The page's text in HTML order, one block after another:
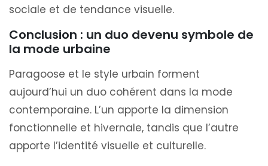
sociale et de tendance visuelle.
Conclusion : un duo devenu symbole de
la mode urbaine
Paragoose et le style urbain forment
aujourd’hui un duo cohérent dans la mode
contemporaine. L’un apporte la dimension
fonctionnelle et hivernale, tandis que l’autre
apporte l’identité visuelle et culturelle.